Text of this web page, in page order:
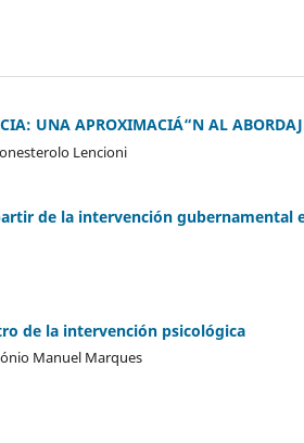
UNA APROXIMACIÁ“N AL
Lencioni
de la intervención gubernamental
de la intervención psicológica
Manuel Marques